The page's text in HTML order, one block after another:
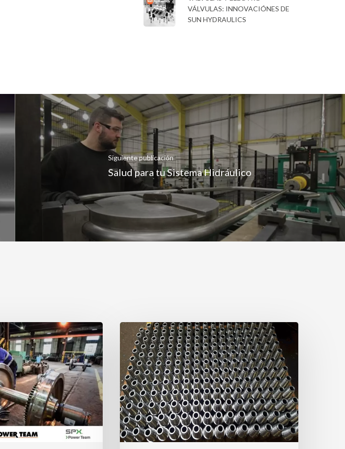
VÁLVULAS: INNOVACIÓNES DE
SUN HYDRAULICS
Siguiente publicación
Salud para tu Sistema Hidráulico